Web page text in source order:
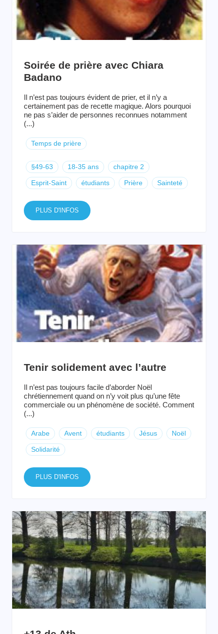
Soirée de prière avec Chiara
Badano
Il n’est pas toujours évident de prier, et il n’y a
certainement pas de recette magique. Alors pourquoi
ne pas s’aider de personnes reconnues notamment
(...)
Temps de prière
§49-63 18-35 ans chapitre 2
Esprit-Saint étudiants Prière Sainteté
PLUS D'INFOS
Tenir solidement avec l’autre
Il n’est pas toujours facile d’aborder Noël
chrétiennement quand on n’y voit plus qu’une fête
commerciale ou un phénomène de société. Comment
(...)
Arabe Avent étudiants Jésus Noël
Solidarité
PLUS D'INFOS